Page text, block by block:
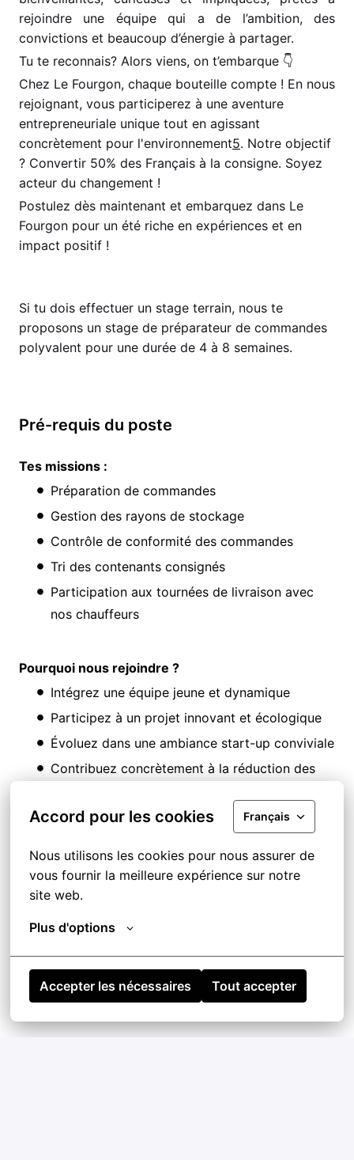
Accord pour les cookies Français
Nous utilisons les cookies pour nous assurer de
vous fournir la meilleure expérience sur notre
site web.
Plus d'options
Accepter les nécessaires Tout accepter
rejoindre une équipe qui a de l’ambition, des
convictions et beaucoup d’énergie à partager.
Tu te reconnais? Alors viens, on t’embarque 👇
Chez Le Fourgon, chaque bouteille compte ! En nous
rejoignant, vous participerez à une aventure
entrepreneuriale unique tout en agissant
concrètement pour l'environnement5. Notre objectif
? Convertir 50% des Français à la consigne. Soyez
acteur du changement !
Postulez dès maintenant et embarquez dans Le
Fourgon pour un été riche en expériences et en
impact positif !
Si tu dois effectuer un stage terrain, nous te
proposons un stage de préparateur de commandes
polyvalent pour une durée de 4 à 8 semaines.
Pré-requis du poste
Tes missions :
Préparation de commandes
Gestion des rayons de stockage
Contrôle de conformité des commandes
Tri des contenants consignés
Participation aux tournées de livraison avec
nos chauffeurs
Pourquoi nous rejoindre ?
Intégrez une équipe jeune et dynamique
Participez à un projet innovant et écologique
Évoluez dans une ambiance start-up conviviale
Contribuez concrètement à la réduction des
Étudiant(e) motivé(e) et dynamique
Sensible aux enjeux environnementaux
Esprit d'équipe et bonne humeur